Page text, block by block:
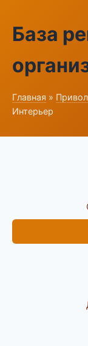
База
Главная »
Интерьер